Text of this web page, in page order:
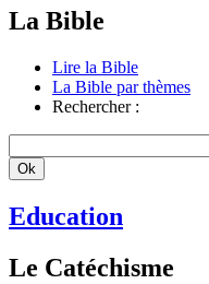
La Bible
Lire la Bible
La Bible par thèmes
Rechercher :
Education
Le Catéchisme